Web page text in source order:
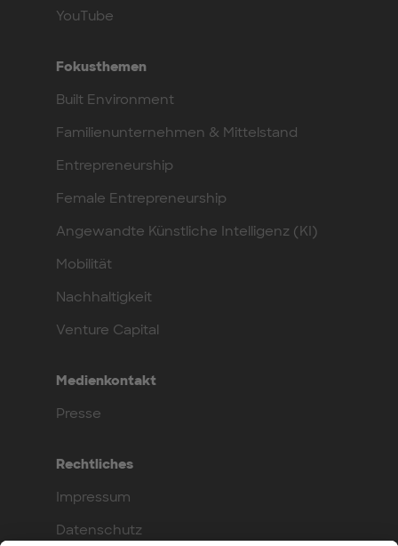
YouTube
Fokusthemen
Built Environment
Familienunternehmen & Mittelstand
Entrepreneurship
Female Entrepreneurship
Angewandte Künstliche Intelligenz (KI)
Mobilität
Nachhaltigkeit
Venture Capital
Medienkontakt
Presse
Rechtliches
Impressum
Datenschutz